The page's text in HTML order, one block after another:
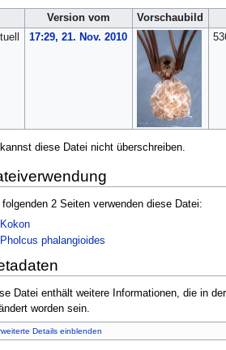
Version vom Vorschaubild
17:29, 21. Nov. 2010
diese Datei nicht überschreiben.
folgenden 2 Seiten verwenden diese Datei:
Kokon
Pholcus phalangioides
Datei enthält weitere Informationen, die in
worden sein.
Details einblenden